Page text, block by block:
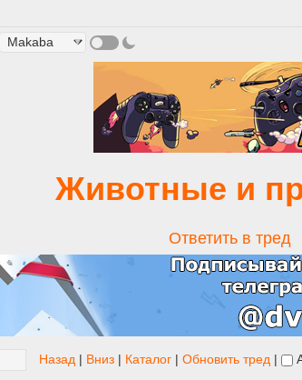
Животные и
Ответить в тред
Назад Вниз Каталог Обновить тред